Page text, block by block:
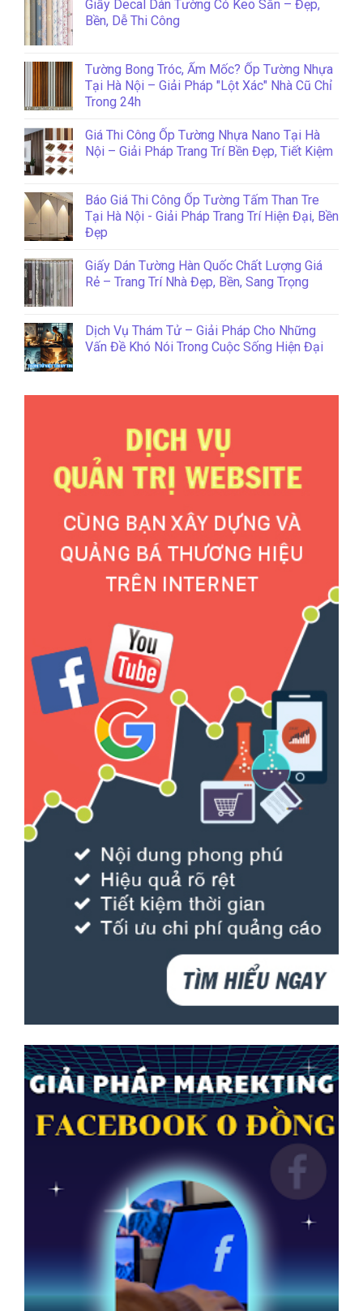
Giấy Decal Dán Tường Có Keo Sẵn – Đẹp,
Bền, Dễ Thi Công
Tường Bong Tróc, Ẩm Mốc? Ốp Tường Nhựa
Tại Hà Nội – Giải Pháp "Lột Xác" Nhà Cũ Chỉ
Trong 24h
Giá Thi Công Ốp Tường Nhựa Nano Tại Hà
Nội – Giải Pháp Trang Trí Bền Đẹp, Tiết Kiệm
Báo Giá Thi Công Ốp Tường Tấm Than Tre
Tại Hà Nội - Giải Pháp Trang Trí Hiện Đại, Bền
Đẹp
Giấy Dán Tường Hàn Quốc Chất Lượng Giá
Rẻ – Trang Trí Nhà Đẹp, Bền, Sang Trọng
Dịch Vụ Thám Tử – Giải Pháp Cho Những
Vấn Đề Khó Nói Trong Cuộc Sống Hiện Đại